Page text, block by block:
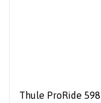
Thule ProRide